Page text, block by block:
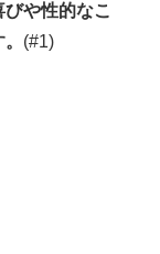
びや性的なこ
。 (#1)